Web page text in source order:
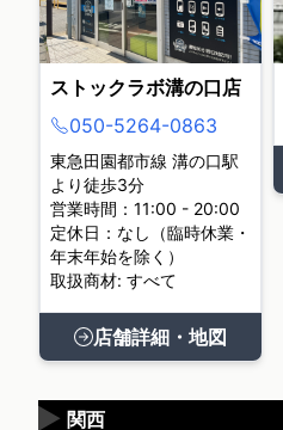
ストックラボ溝の口店
050-5264-0863
東急田園都市線 溝の口駅
より徒歩3分
営業時間：11:00 - 20:00
定休日：なし（臨時休業・
年末年始を除く）
取扱商材: すべて
店舗詳細・地図
関西
▶